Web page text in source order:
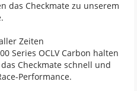
das Checkmate zu unserem
Zeiten
Series OCLV Carbon halten
Checkmate schnell und
Performance.